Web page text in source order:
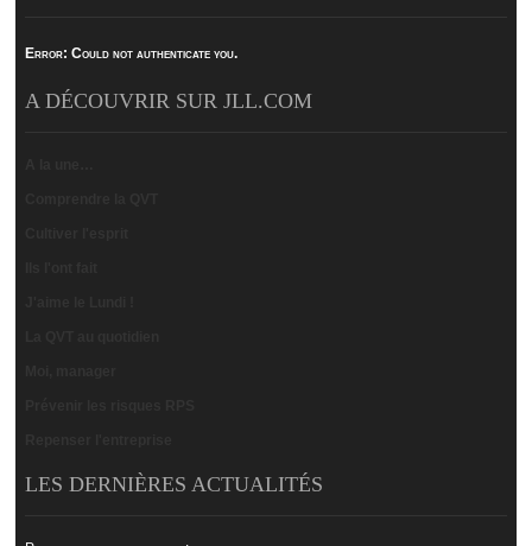
Error: Could not authenticate you.
A DÉCOUVRIR SUR JLL.COM
LES DERNIÈRES ACTUALITÉS